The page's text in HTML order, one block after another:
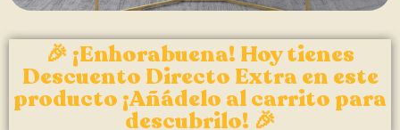
🎉 ¡Enhorabuena! Hoy tienes
Descuento Directo Extra en este
producto ¡Añádelo al carrito para
descubrilo! 🎉